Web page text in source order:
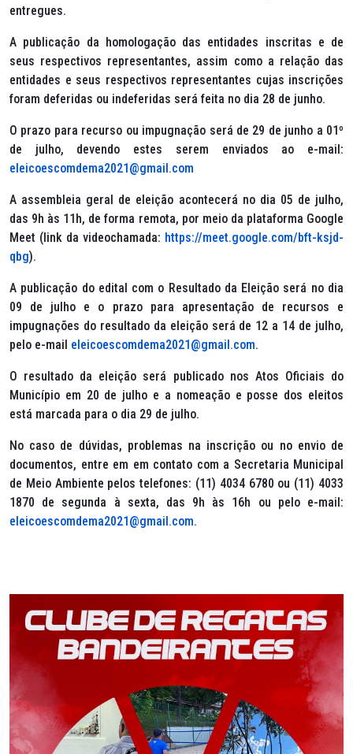
entregues.
A publicação da homologação das entidades inscritas e de
seus respectivos representantes, assim como a relação das
entidades e seus respectivos representantes cujas inscrições
foram deferidas ou indeferidas será feita no dia 28 de junho.
O prazo para recurso ou impugnação será de 29 de junho a 01º
de julho, devendo estes serem enviados ao e-mail:
eleicoescomdema2021@gmail.com
A assembleia geral de eleição acontecerá no dia 05 de julho,
das 9h às 11h, de forma remota, por meio da plataforma Google
Meet (link da videochamada: https://meet.google.com/bft-ksjd-
qbg).
A publicação do edital com o Resultado da Eleição será no dia
09 de julho e o prazo para apresentação de recursos e
impugnações do resultado da eleição será de 12 a 14 de julho,
pelo e-mail eleicoescomdema2021@gmail.com.
O resultado da eleição será publicado nos Atos Oficiais do
Município em 20 de julho e a nomeação e posse dos eleitos
está marcada para o dia 29 de julho.
No caso de dúvidas, problemas na inscrição ou no envio de
documentos, entre em em contato com a Secretaria Municipal
de Meio Ambiente pelos telefones: (11) 4034 6780 ou (11) 4033
1870 de segunda à sexta, das 9h às 16h ou pelo e-mail:
eleicoescomdema2021@gmail.com.